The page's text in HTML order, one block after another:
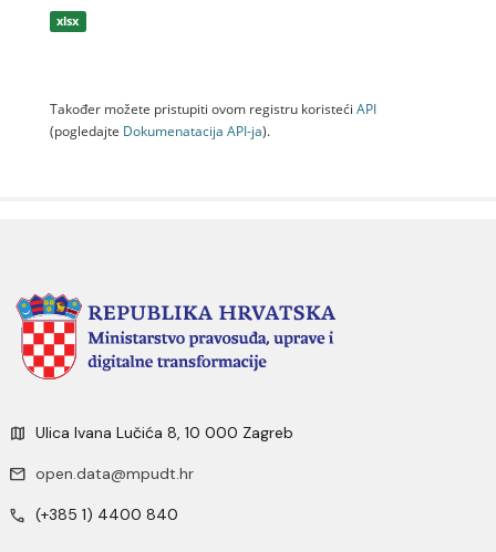
xlsx
Također možete pristupiti ovom registru koristeći API
(pogledajte Dokumenаtаcijа API-jа).